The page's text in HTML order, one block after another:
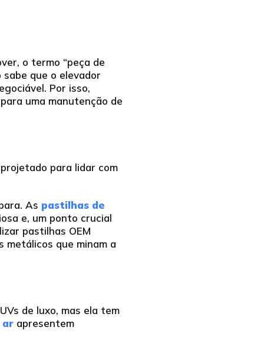
o termo “peça de
sabe que o elevador
Por isso,
uma manutenção de
para lidar com
As pastilhas de
e, um ponto crucial
pastilhas OEM
que minam a
de luxo, mas ela tem
ar apresentem